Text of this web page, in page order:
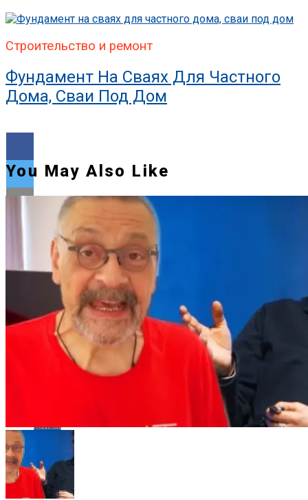
Строительство и ремонт
Фундамент На Сваях Для Частного
Дома, Сваи Под Дом
Flipboard
Reddit
Pinterest
Whatsapp
Email
You May Also Like